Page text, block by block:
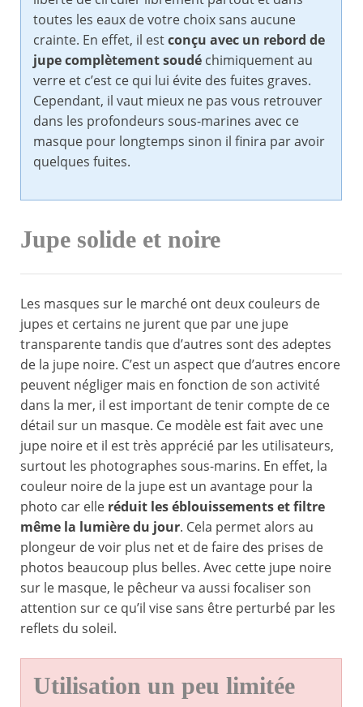
toutes les eaux de votre choix sans aucune
crainte. En effet, il estconçu avec un rebord de
jupe complètement soudé chimiquement au
verre et c’est ce qui lui évite des fuites graves.
Cependant, il vaut mieux ne pas vous retrouver
dans les profondeurs sous-marines avec ce
masque pour longtemps sinon il finira par avoir
quelques fuites.
Jupe solide et noire
Les masques sur le marché ont deux couleurs de
jupes et certains ne jurent que par une jupe
transparente tandis que d’autres sont des adeptes
de la jupe noire. C’est un aspect que d’autres encore
peuvent négliger mais en fonction de son activité
dans la mer, il est important de tenir compte de ce
détail sur un masque. Ce modèle est fait avec une
jupe noire et il est très apprécié par les utilisateurs,
surtout les photographes sous-marins. En effet, la
couleur noire de la jupe est un avantage pour la
photo car elle réduit les éblouissements et filtre
même la lumière du jour. Cela permet alors au
plongeur de voir plus net et de faire des prises de
photos beaucoup plus belles. Avec cette jupe noire
sur le masque, le pêcheur va aussi focaliser son
attention sur ce qu’il vise sans être perturbé par les
reflets du soleil.
Utilisation un peu limitée